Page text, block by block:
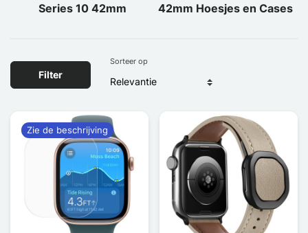
Series 10 42mm
42mm Hoesjes en Cases
Filter
Sorteer op
Zie de beschrijving